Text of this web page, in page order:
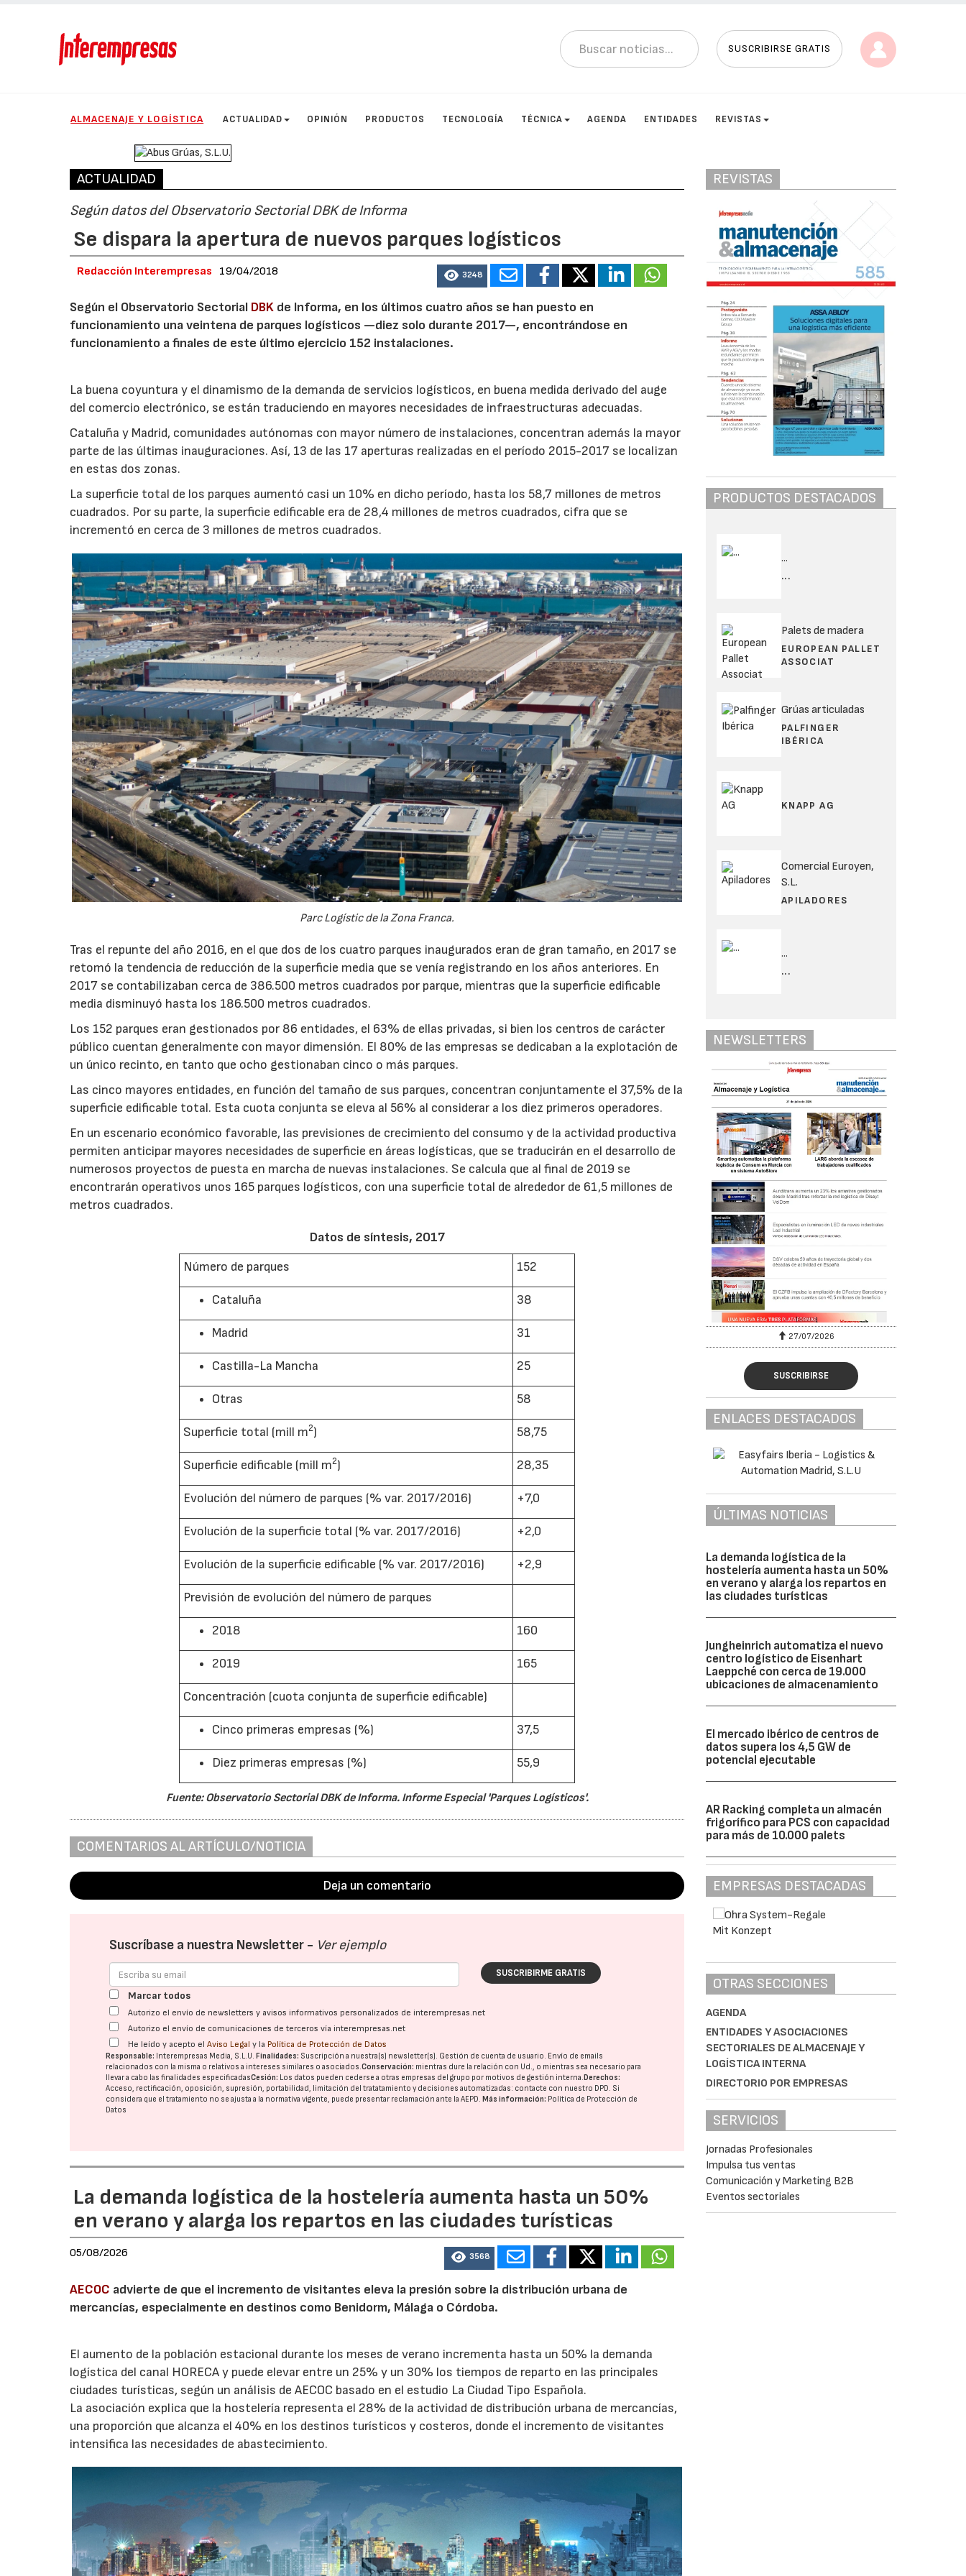
SUSCRIBIRSE GRATIS
ALMACENAJE Y LOGÍSTICA ACTUALIDAD OPINIÓN PRODUCTOS TECNOLOGÍA TÉCNICA AGENDA ENTIDADES REVISTAS
ACTUALIDAD
Según datos del Observatorio Sectorial DBK de Informa
Se dispara la apertura de nuevos parques logísticos
Redacción Interempresas 19/04/2018 3248
Según el Observatorio Sectorial DBK de Informa, en los últimos cuatro años se han puesto en
funcionamiento una veintena de parques logísticos —diez solo durante 2017—, encontrándose en
funcionamiento a finales de este último ejercicio 152 instalaciones.
La buena coyuntura y el dinamismo de la demanda de servicios logísticos, en buena medida derivado del auge
del comercio electrónico, se están traduciendo en mayores necesidades de infraestructuras adecuadas.
Cataluña y Madrid, comunidades autónomas con mayor número de instalaciones, concentran además la mayor
parte de las últimas inauguraciones. Así, 13 de las 17 aperturas realizadas en el período 2015-2017 se localizan
en estas dos zonas.
La superficie total de los parques aumentó casi un 10% en dicho período, hasta los 58,7 millones de metros
cuadrados. Por su parte, la superficie edificable era de 28,4 millones de metros cuadrados, cifra que se
incrementó en cerca de 3 millones de metros cuadrados.
Parc Logístic de la Zona Franca.
Tras el repunte del año 2016, en el que dos de los cuatro parques inaugurados eran de gran tamaño, en 2017 se
retomó la tendencia de reducción de la superficie media que se venía registrando en los años anteriores. En
2017 se contabilizaban cerca de 386.500 metros cuadrados por parque, mientras que la superficie edificable
media disminuyó hasta los 186.500 metros cuadrados.
Los 152 parques eran gestionados por 86 entidades, el 63% de ellas privadas, si bien los centros de carácter
público cuentan generalmente con mayor dimensión. El 80% de las empresas se dedicaban a la explotación de
un único recinto, en tanto que ocho gestionaban cinco o más parques.
Las cinco mayores entidades, en función del tamaño de sus parques, concentran conjuntamente el 37,5% de la
superficie edificable total. Esta cuota conjunta se eleva al 56% al considerar a los diez primeros operadores.
En un escenario económico favorable, las previsiones de crecimiento del consumo y de la actividad productiva
permiten anticipar mayores necesidades de superficie en áreas logísticas, que se traducirán en el desarrollo de
numerosos proyectos de puesta en marcha de nuevas instalaciones. Se calcula que al final de 2019 se
encontrarán operativos unos 165 parques logísticos, con una superficie total de alrededor de 61,5 millones de
metros cuadrados.
Datos de síntesis, 2017
Número de parques
152
Cataluña 38
Madrid 31
Castilla-La Mancha 25
Otras 58
Superficie total (mill m2) 58,75
Superficie edificable (mill m2) 28,35
Evolución del número de parques (% var. 2017/2016) +7,0
Evolución de la superficie total (% var. 2017/2016) +2,0
Evolución de la superficie edificable (% var. 2017/2016) +2,9
Previsión de evolución del número de parques
2018 160
2019 165
Concentración (cuota conjunta de superficie edificable)
Cinco primeras empresas (%) 37,5
Diez primeras empresas (%) 55,9
Fuente: Observatorio Sectorial DBK de Informa. Informe Especial 'Parques Logísticos'.
COMENTARIOS AL ARTÍCULO/NOTICIA
Deja un comentario
Suscríbase a nuestra Newsletter - Ver ejemplo
SUSCRIBIRME GRATIS
Marcar todos
Autorizo el envío de newsletters y avisos informativos personalizados de interempresas.net
Autorizo el envío de comunicaciones de terceros vía interempresas.net
He leído y acepto elAviso Legal y la Política de Protección de Datos
Responsable: Interempresas Media, S.L.U. Finalidades: Suscripción a nuestra(s) newsletter(s). Gestión de cuenta de usuario. Envío de emails
relacionados con la misma o relativos a intereses similares o asociados.Conservación: mientras dure la relación con Ud., o mientras sea necesario para
llevar a cabo las finalidades especificadasCesión: Los datos pueden cederse a otras empresas del grupo por motivos de gestión interna. Derechos:
Acceso, rectificación, oposición, supresión, portabilidad, limitación del tratatamiento y decisiones automatizadas: contacte con nuestro DPD. Si
considera que el tratamiento no se ajusta a la normativa vigente, puede presentar reclamación ante laAEPD. Más información: Política de Protección de
Datos
La demanda logística de la hostelería aumenta hasta un 50%
en verano y alarga los repartos en las ciudades turísticas
05/08/2026 3568
AECOC advierte de que el incremento de visitantes eleva la presión sobre la distribución urbana de
mercancías, especialmente en destinos como Benidorm, Málaga o Córdoba.
El aumento de la población estacional durante los meses de verano incrementa hasta un 50% la demanda
logística del canal HORECA y puede elevar entre un 25% y un 30% los tiempos de reparto en las principales
ciudades turísticas, según un análisis de AECOC basado en el estudio La Ciudad Tipo Española.
La asociación explica que la hostelería representa el 28% de la actividad de distribución urbana de mercancías,
una proporción que alcanza el 40% en los destinos turísticos y costeros, donde el incremento de visitantes
intensifica las necesidades de abastecimiento.
REVISTAS
PRODUCTOS DESTACADOS
...
...
Palets de madera
EUROPEAN PALLET
ASSOCIAT
Grúas articuladas
PALFINGER
IBÉRICA
KNAPP AG
Comercial Euroyen,
S.L.
APILADORES
...
...
NEWSLETTERS
27/07/2026
SUSCRIBIRSE
ENLACES DESTACADOS
ÚLTIMAS NOTICIAS
La demanda logística de la
hostelería aumenta hasta un 50%
en verano y alarga los repartos en
las ciudades turísticas
Jungheinrich automatiza el nuevo
centro logístico de Eisenhart
Laeppché con cerca de 19.000
ubicaciones de almacenamiento
El mercado ibérico de centros de
datos supera los 4,5 GW de
potencial ejecutable
AR Racking completa un almacén
frigorífico para PCS con capacidad
para más de 10.000 palets
EMPRESAS DESTACADAS
OTRAS SECCIONES
AGENDA
ENTIDADES Y ASOCIACIONES
SECTORIALES DE ALMACENAJE Y
LOGÍSTICA INTERNA
DIRECTORIO POR EMPRESAS
SERVICIOS
Jornadas Profesionales
Impulsa tus ventas
Comunicación y Marketing B2B
Eventos sectoriales